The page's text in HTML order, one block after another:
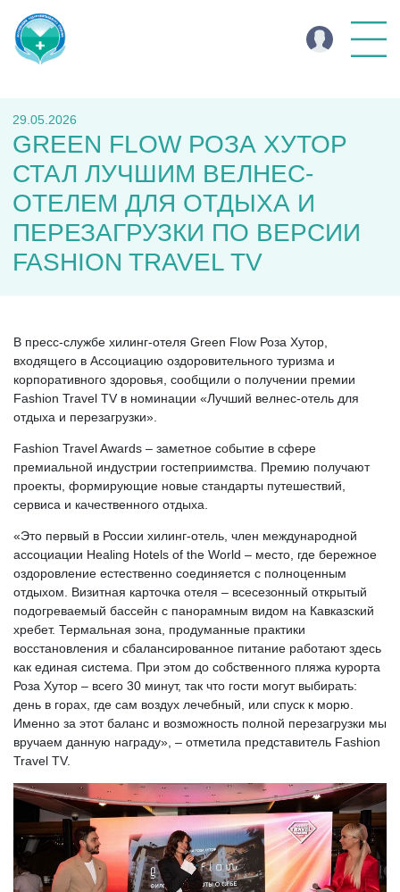
29.05.2026
GREEN FLOW РОЗА ХУТОР
СТАЛ ЛУЧШИМ ВЕЛНЕС-
ОТЕЛЕМ ДЛЯ ОТДЫХА И
ПЕРЕЗАГРУЗКИ ПО ВЕРСИИ
FASHION TRAVEL TV
В пресс-службе хилинг-отеля Green Flow Роза Хутор,
входящего в Ассоциацию оздоровительного туризма и
корпоративного здоровья, сообщили о получении премии
Fashion Travel TV в номинации «Лучший велнес-отель для
отдыха и перезагрузки».
Fashion Travel Awards – заметное событие в сфере
премиальной индустрии гостеприимства. Премию получают
проекты, формирующие новые стандарты путешествий,
сервиса и качественного отдыха.
«Это первый в России хилинг-отель, член международной
ассоциации Healing Hotels of the World – место, где бережное
оздоровление естественно соединяется с полноценным
отдыхом. Визитная карточка отеля – всесезонный открытый
подогреваемый бассейн с панорамным видом на Кавказский
хребет. Термальная зона, продуманные практики
восстановления и сбалансированное питание работают здесь
как единая система. При этом до собственного пляжа курорта
Роза Хутор – всего 30 минут, так что гости могут выбирать:
день в горах, где сам воздух лечебный, или спуск к морю.
Именно за этот баланс и возможность полной перезагрузки мы
вручаем данную награду», – отметила представитель Fashion
Travel TV.